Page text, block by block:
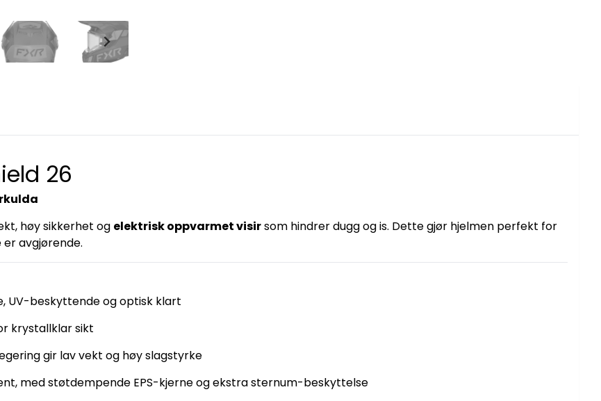
26
høy sikkerhet og elektrisk oppvarmet visirsom hindrer dugg og is. Dette gjør hjelmen perfekt for
avgjørende.
UV-beskyttende og optisk klart
krystallklar sikt
gir lav vekt og høy slagstyrke
med støtdempende EPS-kjerne og ekstra sternum-beskyttelse